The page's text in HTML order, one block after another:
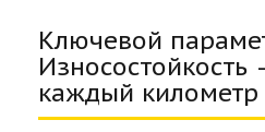
Ключевой
каждый километр